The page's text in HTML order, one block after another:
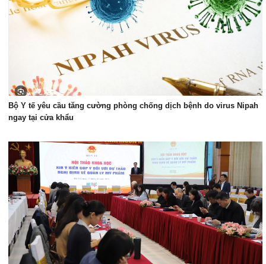
Spa
Mỹ phẩm
Bác sĩ của bạn
Bộ Y tế yêu cầu tăng cường phòng chống dịch bệnh do virus Nipah
ngay tại cửa khẩu